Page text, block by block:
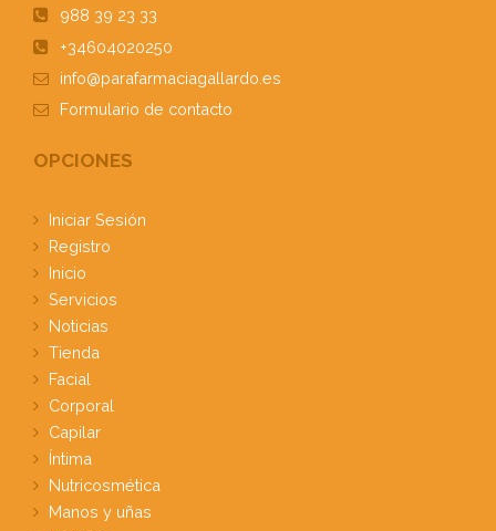
988 39 23 33
+34604020250
info@parafarmaciagallardo.es
Formulario de contacto
OPCIONES
Iniciar Sesión
Registro
Inicio
Servicios
Noticias
Tienda
Facial
Corporal
Capilar
Íntima
Nutricosmética
Manos y uñas